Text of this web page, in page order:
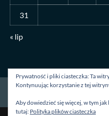
31
« lip
Strona główna O
Prywatność i pliki ciasteczka: Ta
Kontynuując korzystanie z tej
Aby dowiedzieć się więcej, w tym
tutaj: Polityka plików ciasteczka